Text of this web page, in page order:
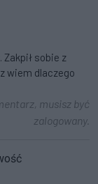
Zakpił sobie z
wiem dlaczego
musisz być
zalogowany.